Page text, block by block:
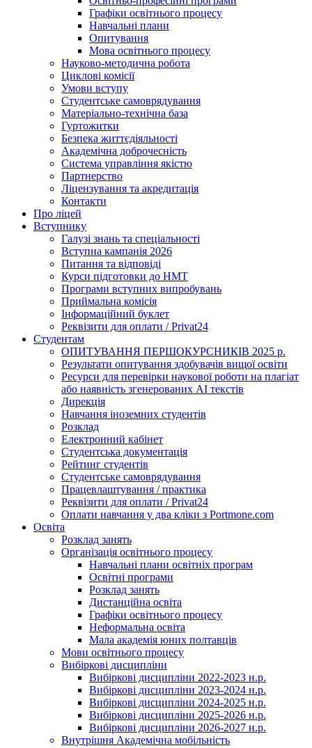
Графіки освітнього процесу
Навчальні плани
Опитування
Мова освітнього процесу
Науково-методична робота
Циклові комісії
Умови вступу
Студентське самоврядування
Матеріально-технічна база
Гуртожитки
Безпека життєдіяльності
Академічна доброчесність
Система управління якістю
Партнерство
Ліцензування та акредитація
Контакти
Про ліцей
Вступнику
Галузі знань та спеціальності
Вступна кампанія 2026
Питання та відповіді
Курси підготовки до НМТ
Програми вступних випробувань
Приймальна комісія
Інформаційний буклет
Реквізити для оплати / Privat24
Студентам
ОПИТУВАННЯ ПЕРШОКУРСНИКІВ 2025 р.
Результати опитування здобувачів вищої освіти
Ресурси для перевірки наукової роботи на плагіат
або наявність згенерованих АІ текстів
Дирекція
Навчання іноземних студентів
Розклад
Електронний кабінет
Студентська документація
Рейтинг студентів
Студентське самоврядування
Працевлаштування / практика
Реквізити для оплати / Privat24
Оплати навчання у два кліки з Portmone.com
Освіта
Розклад занять
Організація освітнього процесу
Навчальні плани освітніх програм
Освітні програми
Розклад занять
Дистанційна освіта
Графіки освітнього процесу
Неформальна освіта
Мала академія юних полтавців
Мови освітнього процесу
Вибіркові дисципліни
Вибіркові дисципліни 2022-2023 н.р.
Вибіркові дисципліни 2023-2024 н.р.
Вибіркові дисципліни 2024-2025 н.р.
Вибіркові дисципліни 2025-2026 н.р.
Вибіркові дисципліни 2026-2027 н.р.
Внутрішня Академічна мобільність